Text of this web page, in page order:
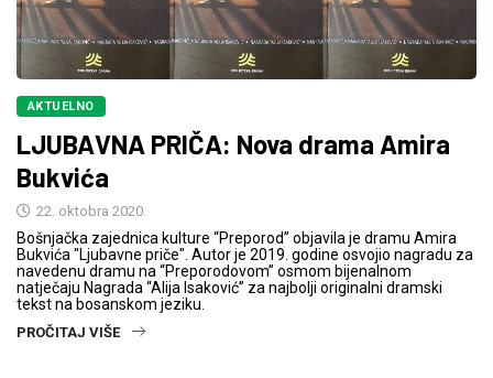
AKTUELNO
LJUBAVNA PRIČA: Nova drama Amira
Bukvića
22. oktobra 2020.
Bošnjačka zajednica kulture “Preporod” objavila je dramu Amira
Bukvića "Ljubavne priče". Autor je 2019. godine osvojio nagradu za
navedenu dramu na “Preporodovom” osmom bijenalnom
natječaju Nagrada “Alija Isaković” za najbolji originalni dramski
tekst na bosanskom jeziku.
PROČITAJ VIŠE